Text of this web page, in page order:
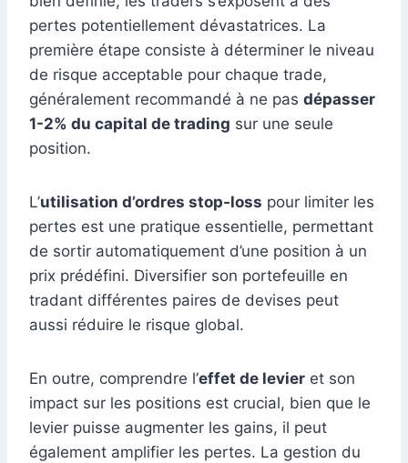
pertes potentiellement dévastatrices. La
première étape consiste à déterminer le niveau
de risque acceptable pour chaque trade,
généralement recommandé à ne pas dépasser
1-2% du capital de trading sur une seule
position.
L’utilisation d’ordres stop-loss pour limiter les
pertes est une pratique essentielle, permettant
de sortir automatiquement d’une position à un
prix prédéfini. Diversifier son portefeuille en
tradant différentes paires de devises peut
aussi réduire le risque global.
En outre, comprendre l’effet de levier et son
impact sur les positions est crucial, bien que le
levier puisse augmenter les gains, il peut
également amplifier les pertes. La gestion du